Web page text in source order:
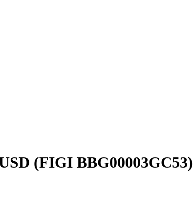
(FIGI BBG00003GC53)